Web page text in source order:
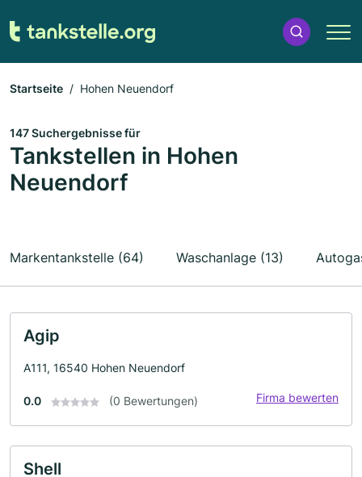
Startseite Hohen Neuendorf
147 Suchergebnisse für
Tankstellen in Hohen
Neuendorf
Markentankstelle (64) Waschanlage (13)
Agip
A111, 16540 Hohen Neuendorf
0.0 (0 Bewertungen) Firma bewerten
Shell